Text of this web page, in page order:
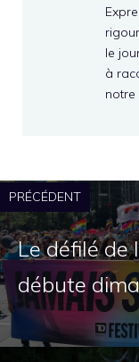
le
à
notre
PRÉCÉDENT
Le défilé de
débute